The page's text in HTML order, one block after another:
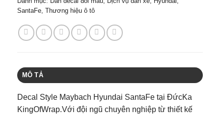
SantaFe, Thương hiệu ô tô
MÔ TẢ
Decal Style Maybach Hyundai SantaFe tại ĐứcKa
KingOfWrap.Với đội ngũ chuyên nghiệp từ thiết kế